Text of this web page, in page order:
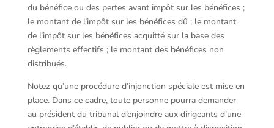
du bénéfice ou des pertes avant impôt sur les bénéfices ;
le montant de l’impôt sur les bénéfices dû ; le montant
de l’impôt sur les bénéfices acquitté sur la base des
règlements effectifs ; le montant des bénéfices non
distribués.
Notez qu’une procédure d’injonction spéciale est mise en
place. Dans ce cadre, toute personne pourra demander
au président du tribunal d’enjoindre aux dirigeants d’une